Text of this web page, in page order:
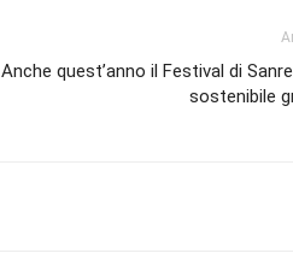
Anche quest’anno il Festival di
sostenibile